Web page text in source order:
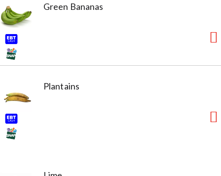
Green Bananas
Plantains